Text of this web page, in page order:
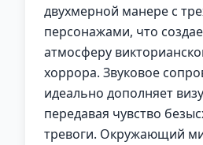
двухмерной манере с
персонажами, что
атмосферу
хоррора. Звуковое
идеально дополняет
передавая чувство
тревоги. Окружающий